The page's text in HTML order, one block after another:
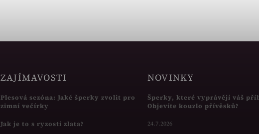
ZAJÍMAVOSTI
Plesová sezóna: Jaké šperky zvolit pro
zimní večírky
Jak je to s ryzostí zlata?
NOVINKY
Šperky, které vyprávějí váš
Objevíte kouzlo přívěsků?
24.7.2026